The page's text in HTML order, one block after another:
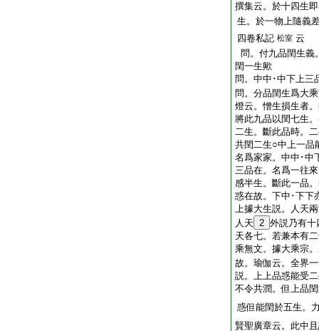
撰集云。於十四生
生。於一物上隨義
四卷私記 松室 云
問。付九品閏生義
閏一生歟
問。中中･中下上三
問。分品閏生爲大
燈云。憎生損生者
將此九品以閏七生
二生。斷此品時。
共閏二生○中上一品
名爲家家。中中･中
三品在。名爲一往
感半生。斷此一品
惑在故。下中･下下
上據大生説。人天
人天 2 外説乃有十
天各七。若兼本有
乘無文。據大乘宗
故。瑜伽云。全界
説。上上品惑能受
不令共潤。但上品
惑但能閏於五生。
賢聖廣章云。此中